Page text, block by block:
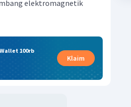
elektromagnetik
100rb
Klaim